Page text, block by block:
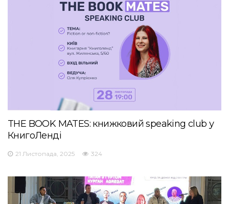
THE BOOK MATES: книжковий speaking club у
КнигоЛенді
21 Листопада, 2025 324